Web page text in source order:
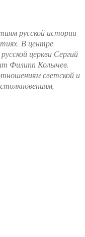
русской истории
В центре
церкви Сергий
Филипп Колычев.
светской и